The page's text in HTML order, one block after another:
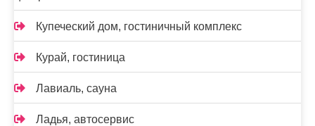
Купеческий дом, гостиничный комплекс
Курай, гостиница
Лавиаль, сауна
Ладья, автосервис